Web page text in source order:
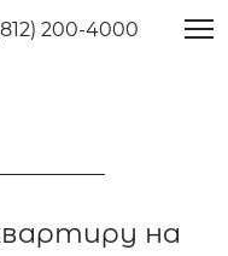
200-4000
на